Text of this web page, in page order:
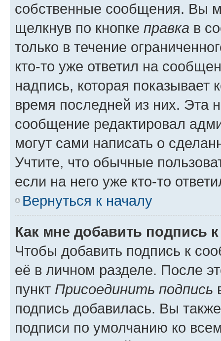
собственные сообщения. Вы
щелкнув по кнопке правка в
только в течение
кто-то уже ответил на
надпись, которая показывает
время последней из них. Эта
сообщение редактировал
могут сами написать о
Учтите, что обычные
если на него уже кто-то
Вернуться к началу
Как мне добавить подпись
Чтобы добавить подпись к
её в личном разделе. После
пункт Присоединить подпись
подпись добавилась. Вы
подписи по умолчанию ко